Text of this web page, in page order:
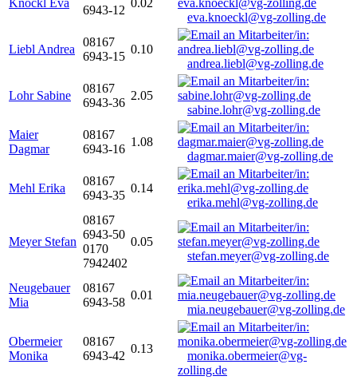
Knöckl Eva
6943-12
0.02
eva.knoeckl@vg-zolling.de
Liebl Andrea
08167
6943-15
0.10
andrea.liebl@vg-zolling.de
Lohr Sabine
08167
6943-36
2.05
sabine.lohr@vg-zolling.de
Maier
Dagmar
08167
6943-16
1.08
dagmar.maier@vg-zolling.de
Mehl Erika
08167
6943-35
0.14
erika.mehl@vg-zolling.de
Meyer Stefan
08167
6943-50
0170
7942402
0.05
stefan.meyer@vg-zolling.de
Neugebauer
Mia
08167
6943-58
0.01
mia.neugebauer@vg-zolling.de
Obermeier
Monika
08167
6943-42
0.13
monika.obermeier@vg-
zolling.de